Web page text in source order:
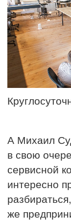
А Михаил
в свою
сервисной
интересно
же